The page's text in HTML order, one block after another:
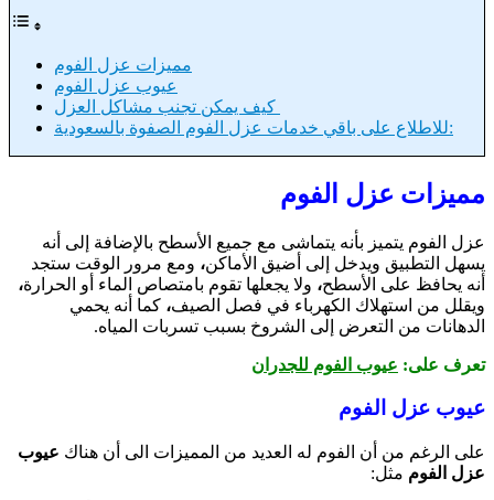
مميزات عزل الفوم
عيوب عزل الفوم
للاطلاع على باقي خدمات عزل الفوم الصفوة بالسعودية:
مميزات عزل الفوم
عزل الفوم يتميز بأنه يتماشى مع جميع الأسطح بالإضافة إلى أنه
يسهل التطبيق ويدخل إلى أضيق الأماكن، ومع مرور الوقت ستجد
أنه يحافظ على الأسطح، ولا يجعلها تقوم بامتصاص الماء أو الحرارة،
ويقلل من استهلاك الكهرباء في فصل الصيف، كما أنه يحمي
الدهانات من التعرض إلى الشروخ بسبب تسربات المياه.
تعرف على: عيوب الفوم للجدران
عيوب عزل الفوم
على الرغم من أن الفوم له العديد من المميزات الى أن هناك عيوب
عزل الفوم مثل: